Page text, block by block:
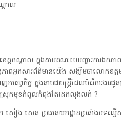
តាល
កណ្តាល ក្នុងនាមគណៈមេបញ្ចារការឯកភា
គភាពអ្នកសារព័ត៌មានយើង សង្ឃឹមថាលោ
វកិច្ច ក្នុងនាមជាមន្ត្រីដែលបំរើការងារ
រុកមុខកំពូលកំពុងតែដេកលុងលក់ ?
ៀង សេន ប្រធានយកដ្ឋានប្រឆាំងបទល្មើស